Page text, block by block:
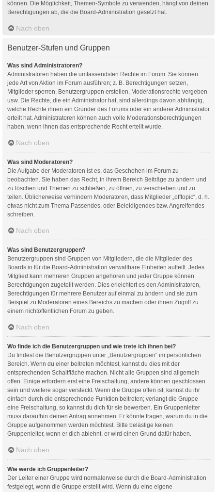
können. Die Möglichkeit, Themen-Symbole zu verwenden, hängt von deinen
Berechtigungen ab, die die Board-Administration gesetzt hat.
Nach oben
Benutzer-Stufen und Gruppen
Was sind Administratoren?
Administratoren haben die umfassendsten Rechte im Forum. Sie können
jede Art von Aktion im Forum ausführen; z. B. Berechtigungen setzen,
Mitglieder sperren, Benutzergruppen erstellen, Moderationsrechte vergeben
usw. Die Rechte, die ein Administrator hat, sind allerdings davon abhängig,
welche Rechte ihnen ein Gründer des Forums oder ein anderer Administrator
erteilt hat. Administratoren können auch volle Moderationsberechtigungen
haben, wenn ihnen das entsprechende Recht erteilt wurde.
Nach oben
Was sind Moderatoren?
Die Aufgabe der Moderatoren ist es, das Geschehen im Forum zu
beobachten. Sie haben das Recht, in ihrem Bereich Beiträge zu ändern und
zu löschen und Themen zu schließen, zu öffnen, zu verschieben und zu
teilen. Üblicherweise verhindern Moderatoren, dass Mitglieder „offtopic“, d. h.
etwas nicht zum Thema Passendes, oder Beleidigendes bzw. Angreifendes
schreiben.
Nach oben
Was sind Benutzergruppen?
Benutzergruppen sind Gruppen von Mitgliedern, die die Mitglieder des
Boards in für die Board-Administration verwaltbare Einheiten aufteilt. Jedes
Mitglied kann mehreren Gruppen angehören und jeder Gruppe können
Berechtigungen zugeteilt werden. Dies erleichtert es den Administratoren,
Berechtigungen für mehrere Benutzer auf einmal zu ändern und sie zum
Beispiel zu Moderatoren eines Bereichs zu machen oder ihnen Zugriff zu
einem nichtöffentlichen Forum zu geben.
Nach oben
Wo finde ich die Benutzergruppen und wie trete ich ihnen bei?
Du findest die Benutzergruppen unter „Benutzergruppen“ im persönlichen
Bereich. Wenn du einer beitreten möchtest, kannst du dies mit der
entsprechenden Schaltfläche machen. Nicht alle Gruppen sind allgemein
offen. Einige erfordern erst eine Freischaltung, andere können geschlossen
sein und weitere sogar versteckt. Wenn die Gruppe offen ist, kannst du ihr
einfach durch die entsprechende Funktion beitreten; verlangt die Gruppe
eine Freischaltung, so kannst du dich für sie bewerben. Ein Gruppenleiter
muss daraufhin deinen Antrag annehmen. Er könnte fragen, warum du in die
Gruppe aufgenommen werden möchtest. Bitte belästige keinen
Gruppenleiter, wenn er dich ablehnt, er wird einen Grund dafür haben.
Nach oben
Wie werde ich Gruppenleiter?
Der Leiter einer Gruppe wird normalerweise durch die Board-Administration
festgelegt, wenn die Gruppe erstellt wird. Wenn du eine eigene